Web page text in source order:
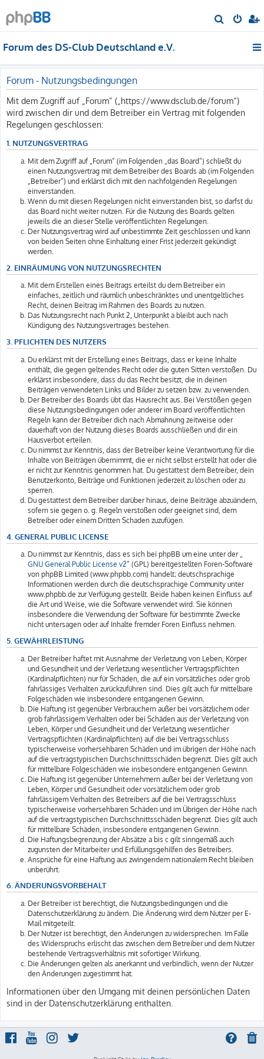
u
Forum des DS-Club Deutschland e.V.
Forum - Nutzungsbedingungen
Mit dem Zugriff auf „Forum“ („https://www.dsclub.de/forum“)
wird zwischen dir und dem Betreiber ein Vertrag mit folgenden
Regelungen geschlossen:
1. NUTZUNGSVERTRAG
Mit dem Zugriff auf „Forum“ (im Folgenden „das Board“) schließt du
einen Nutzungsvertrag mit dem Betreiber des Boards ab (im Folgenden
„Betreiber“) und erklärst dich mit den nachfolgenden Regelungen
einverstanden.
Wenn du mit diesen Regelungen nicht einverstanden bist, so darfst du
das Board nicht weiter nutzen. Für die Nutzung des Boards gelten
jeweils die an dieser Stelle veröffentlichten Regelungen.
Der Nutzungsvertrag wird auf unbestimmte Zeit geschlossen und kann
von beiden Seiten ohne Einhaltung einer Frist jederzeit gekündigt
werden.
2. EINRÄUMUNG VON NUTZUNGSRECHTEN
Mit dem Erstellen eines Beitrags erteilst du dem Betreiber ein
einfaches, zeitlich und räumlich unbeschränktes und unentgeltliches
Recht, deinen Beitrag im Rahmen des Boards zu nutzen.
Das Nutzungsrecht nach Punkt 2, Unterpunkt a bleibt auch nach
Kündigung des Nutzungsvertrages bestehen.
3. PFLICHTEN DES NUTZERS
Du erklärst mit der Erstellung eines Beitrags, dass er keine Inhalte
enthält, die gegen geltendes Recht oder die guten Sitten verstoßen. Du
erklärst insbesondere, dass du das Recht besitzt, die in deinen
Beiträgen verwendeten Links und Bilder zu setzen bzw. zu verwenden.
Der Betreiber des Boards übt das Hausrecht aus. Bei Verstößen gegen
diese Nutzungsbedingungen oder anderer im Board veröffentlichten
Regeln kann der Betreiber dich nach Abmahnung zeitweise oder
dauerhaft von der Nutzung dieses Boards ausschließen und dir ein
Hausverbot erteilen.
Du nimmst zur Kenntnis, dass der Betreiber keine Verantwortung für die
Inhalte von Beiträgen übernimmt, die er nicht selbst erstellt hat oder die
er nicht zur Kenntnis genommen hat. Du gestattest dem Betreiber, dein
Benutzerkonto, Beiträge und Funktionen jederzeit zu löschen oder zu
sperren.
Du gestattest dem Betreiber darüber hinaus, deine Beiträge abzuändern,
sofern sie gegen o. g. Regeln verstoßen oder geeignet sind, dem
Betreiber oder einem Dritten Schaden zuzufügen.
4. GENERAL PUBLIC LICENSE
Du nimmst zur Kenntnis, dass es sich bei phpBB um eine unter der „
GNU General Public License v2“ (GPL) bereitgestellten Foren-Software
von phpBB Limited (www.phpbb.com) handelt; deutschsprachige
Informationen werden durch die deutschsprachige Community unter
www.phpbb.de zur Verfügung gestellt. Beide haben keinen Einfluss auf
die Art und Weise, wie die Software verwendet wird. Sie können
insbesondere die Verwendung der Software für bestimmte Zwecke
nicht untersagen oder auf Inhalte fremder Foren Einfluss nehmen.
5. GEWÄHRLEISTUNG
Der Betreiber haftet mit Ausnahme der Verletzung von Leben, Körper
und Gesundheit und der Verletzung wesentlicher Vertragspflichten
(Kardinalpflichten) nur für Schäden, die auf ein vorsätzliches oder grob
fahrlässiges Verhalten zurückzuführen sind. Dies gilt auch für mittelbare
Folgeschäden wie insbesondere entgangenen Gewinn.
Die Haftung ist gegenüber Verbrauchern außer bei vorsätzlichem oder
grob fahrlässigem Verhalten oder bei Schäden aus der Verletzung von
Leben, Körper und Gesundheit und der Verletzung wesentlicher
Vertragspflichten (Kardinalpflichten) auf die bei Vertragsschluss
typischerweise vorhersehbaren Schäden und im übrigen der Höhe nach
auf die vertragstypischen Durchschnittsschäden begrenzt. Dies gilt auch
für mittelbare Folgeschäden wie insbesondere entgangenen Gewinn.
Die Haftung ist gegenüber Unternehmern außer bei der Verletzung von
Leben, Körper und Gesundheit oder vorsätzlichem oder grob
fahrlässigem Verhalten des Betreibers auf die bei Vertragsschluss
typischerweise vorhersehbaren Schäden und im Übrigen der Höhe nach
auf die vertragstypischen Durchschnittsschäden begrenzt. Dies gilt auch
für mittelbare Schäden, insbesondere entgangenen Gewinn.
Die Haftungsbegrenzung der Absätze a bis c gilt sinngemäß auch
zugunsten der Mitarbeiter und Erfüllungsgehilfen des Betreibers.
Ansprüche für eine Haftung aus zwingendem nationalem Recht bleiben
unberührt.
6. ÄNDERUNGSVORBEHALT
Der Betreiber ist berechtigt, die Nutzungsbedingungen und die
Datenschutzerklärung zu ändern. Die Änderung wird dem Nutzer per E-
Mail mitgeteilt.
Der Nutzer ist berechtigt, den Änderungen zu widersprechen. Im Falle
des Widerspruchs erlischt das zwischen dem Betreiber und dem Nutzer
bestehende Vertragsverhältnis mit sofortiger Wirkung.
Die Änderungen gelten als anerkannt und verbindlich, wenn der Nutzer
den Änderungen zugestimmt hat.
Informationen über den Umgang mit deinen persönlichen Daten
sind in der Datenschutzerklärung enthalten.